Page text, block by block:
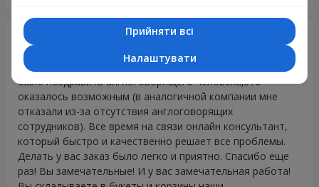
Светлана Алтухова 08.07.2017
Хочу сказать спасибо за отличную работу. Мне нужно
было поздравить англоговорящего человека,это
оказалось возможным (в аналогичной компании мне
отказали из-за отсутствия англоговорящих
сотрудников). Все время на связи онлайн консультант,
который быстро и качественно решает все проблемы.
Делать у вас заказ было легко и приятно. Спасибо еще
раз! Вы замечательные! И у вас замечательная работа!
Прийняти всі
Налаштувати